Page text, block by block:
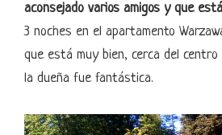
aconsejado varios amigos y que
3 noches en el apartamento
que está muy bien, cerca del centro
la dueña fue fantástica.